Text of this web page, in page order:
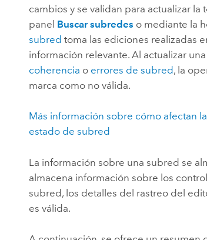
cambios y se validan para actualizar
panel Buscar subredes o mediante la
subred toma las ediciones realizadas
información relevante. Al actualizar
coherencia o errores de subred, la
marca como no válida.
Más información sobre cómo afectan
estado de subred
La información sobre una subred se
almacena información sobre los
subred, los detalles del rastreo del
es válida.